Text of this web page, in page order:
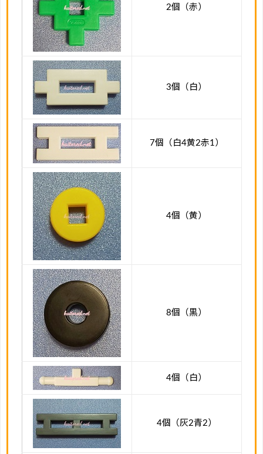
2個（赤）
3個（白）
7個（白4黄2赤1）
4個（黄）
8個（黒）
4個（白）
4個（灰2青2）